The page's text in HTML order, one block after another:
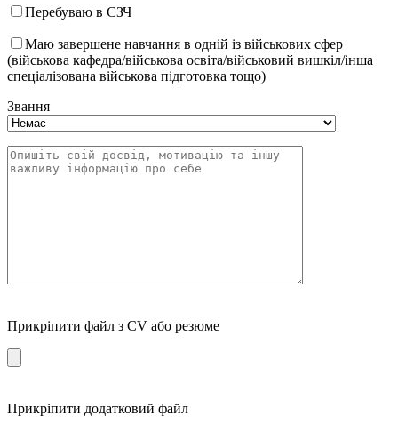
Перебуваю в СЗЧ
Маю завершене навчання в одній із військових сфер
(військова кафедра/військова освіта/військовий вишкіл/інша
спеціалізована військова підготовка тощо)
Звання
Прикріпити файл з CV або резюме
Прикріпити додатковий файл